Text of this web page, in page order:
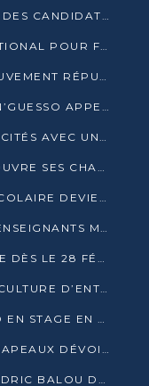
PRÉSIDENTIELLE 2026 : LE DÉPÔT DES CANDIDATURES OUVERT DU 29 JANVIER AU 12 FÉVRIER
L’UPADS RÉUNIT SON CONSEIL NATIONAL POUR FIXER SA LIGNE POLITIQUE À DEUX MOIS DE LA PRÉSIDENTIELLE
PRÉSIDENTIELLE DE 2026 : LE MOUVEMENT RÉPUBLICAIN DÉNONCE UNE CONVOCATION ÉLECTORALE « OPAQUE ET PRÉCIPITÉE »
SOMMET DE LA CEMAC : SASSOU N’GUESSO APPELLE À LA VIGILANCE FACE AUX RISQUES ÉCONOMIQUES
AGL CONGO RENFORCE SES CAPACITÉS AVEC UNE GRUE DE 250 TONNES
CAN 2025 : L’ÉTAT SÉNÉGALAIS COUVRE SES CHAMPIONS D’AFRIQUE DE RÉCOMPENSES EXCEPTIONNELLES
ÉDUCATION AU CONGO : LE PRÉSCOLAIRE DEVIENT OBLIGATOIRE, LE BTS CONSACRÉ DIPLÔME D’ÉTAT
ENSEIGNEMENT SUPÉRIEUR : LES ENSEIGNANTS MAINTIENNENT LA GRÈVE ET EXIGENT UN ACCORD ÉCRIT AVEC L’ÉTAT
PRÉSIDENTIELLE 2026 : CAMPAGNE DÈS LE 28 FÉVRIER, SCRUTIN LES 12 ET 15 MARS
CONGO TERMINAL RENFORCE SA CULTURE D’ENTREPRISE AVEC LE PROGRAMME « WIN TOGETHER »
FOOTBALL : BOREL TOMANDZOTO EN STAGE EN ESPAGNE AVEC POLISSYA FC
ÉLIMINATOIRES CAN 2027 : LES CHAPEAUX DÉVOILÉS, LE CONGO FIXÉ SUR SON SORT
PROPOS DU DGSP : CASTELLIN CÉDRIC BALOU DÉNONCE DES PROPOS INTIMIDANTS